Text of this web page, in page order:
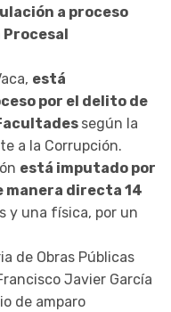
a proceso
está
por el delito de
según la
a la Corrupción.
está imputado por
directa 14
y una física, por un
de Obras Públicas
Javier García
de amparo